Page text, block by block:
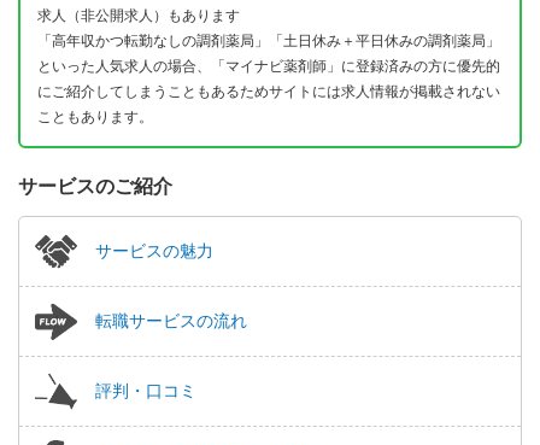
求人（非公開求人）もあります
「高年収かつ転勤なしの調剤薬局」「土日休み＋平日休みの調剤薬局」
といった人気求人の場合、「マイナビ薬剤師」に登録済みの方に優先的
にご紹介してしまうこともあるためサイトには求人情報が掲載されない
こともあります。
サービスのご紹介
サービスの魅力
転職サービスの流れ
評判・口コミ